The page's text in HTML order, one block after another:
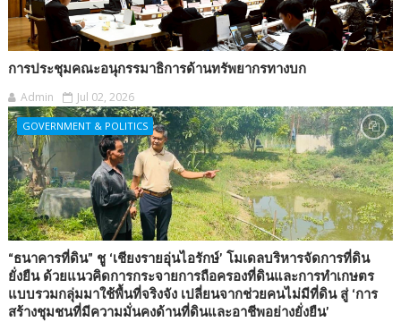
การประชุมคณะอนุกรรมาธิการด้านทรัพยากรทางบก
Admin Jul 02, 2026
GOVERNMENT & POLITICS
“ธนาคารที่ดิน” ชู ‘เชียงรายอุ่นไอรักษ์’ โมเดลบริหารจัดการที่ดิน
ยั่งยืน ด้วยแนวคิดการกระจายการถือครองที่ดินและการทำเกษตร
แบบรวมกลุ่มมาใช้พื้นที่จริงจัง เปลี่ยนจากช่วยคนไม่มีที่ดิน สู่ ‘การ
สร้างชุมชนที่มีความมั่นคงด้านที่ดินและอาชีพอย่างยั่งยืน’